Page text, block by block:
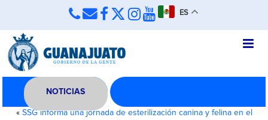
ES
NOTICIAS
« SSG informa una jornada de esterilización canina y felina en el